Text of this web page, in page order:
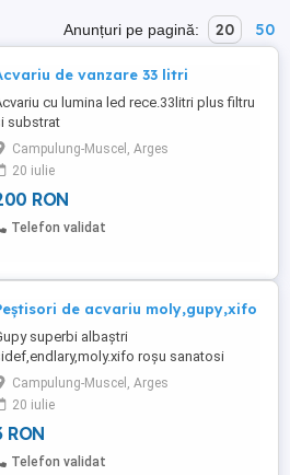
Anunțuri pe pagină: 20 50
de vanzare 33 litri
cu lumina led rece.33litri plus filtru
substrat
Campulung-Muscel, Arges
20 iulie
RON
Telefon validat
de acvariu moly,gupy,xifo
superbi albaștri
roșu sanatosi
Campulung-Muscel, Arges
20 iulie
RON
Telefon validat